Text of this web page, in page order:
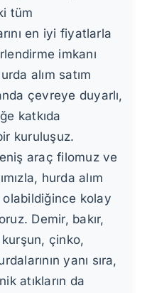
tüm
en iyi fiyatlarla
imkanı
alım satım
çevreye duyarlı,
katkıda
kuruluşuz.
araç filomuz ve
hurda alım
kolay
Demir, bakır,
çinko,
yanı sıra,
atıkların da